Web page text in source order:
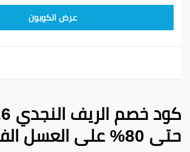
عرض الكوبون
حتى 80% على العسل الفاخر